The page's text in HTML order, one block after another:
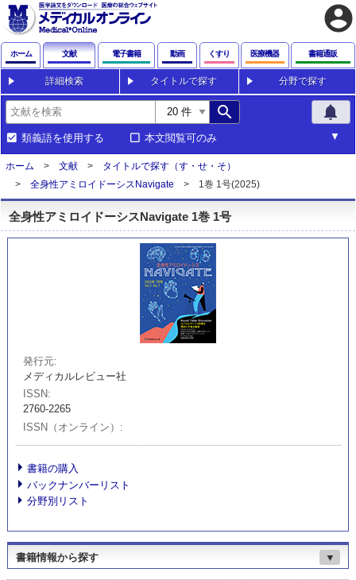
account_circle
ホーム 文献 電子書籍 動画 くすり 医療機器 書籍通販
詳細検索 タイトルで探す 分野で探す
search notifications
類義語を使用する 本文閲覧可のみ
ホーム 文献
タイトルで探す（す・せ・そ）
全身性アミロイドーシスNavigate
1巻 1号(2025)
全身性アミロイドーシスNavigate 1巻 1号
発行元
メディカルレビュー社
ISSN
2760-2265
ISSN（オンライン）
書籍の購入
バックナンバーリスト
分野別リスト
書籍情報から探す ▼